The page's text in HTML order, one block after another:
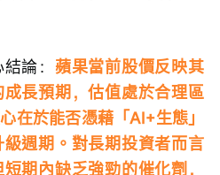
論： 蘋果當前股價反映其
長預期，估值處於合理區
在於能否憑藉「AI+生態」
週期。對長期投資者而言
期內缺乏強勁的催化劑，